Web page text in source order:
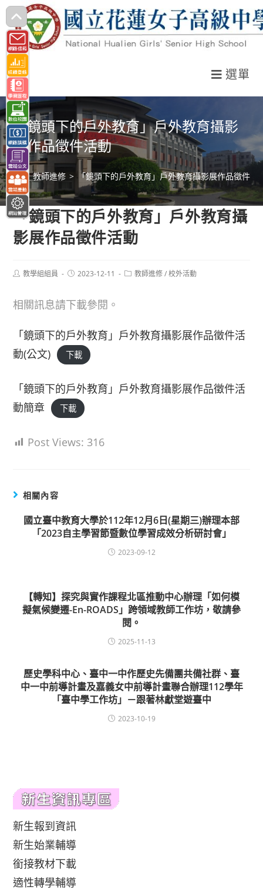
跳
轉
至
主
要
內
容
選單
「鏡頭下的戶外教育」戶外教育攝影
展作品徵件活動
> 教師進修 > 「鏡頭下的戶外教育」戶外教育攝影展作品徵件活
「鏡頭下的戶外教育」戶外教育攝
影展作品徵件活動
Post教學組組員
Post2023-12-11
Post教師進修 / 校外活動
相關訊息請下載參閱。
「鏡頭下的戶外教育」戶外教育攝影展作品徵件活
動(公文)
下載
「鏡頭下的戶外教育」戶外教育攝影展作品徵件活
動簡章
下載
Post Views: 316
相關內容
國立臺中教育大學於112年12月6日(星期三)辦理本部
「2023自主學習節暨數位學習成效分析研討會」
2023-09-12
【轉知】探究與實作課程北區推動中心辦理「如何模
擬氣候變遷-En-ROADS」跨領域教師工作坊，敬請參
閱。
2025-11-13
歷史學科中心、臺中一中作歷史先備團共備社群、臺
中一中前導計畫及嘉義女中前導計畫聯合辦理112學年
「臺中學工作坊」－跟著林獻堂遊臺中
2023-10-19
新生報到資訊
新生始業輔導
銜接教材下載
適性轉學輔導